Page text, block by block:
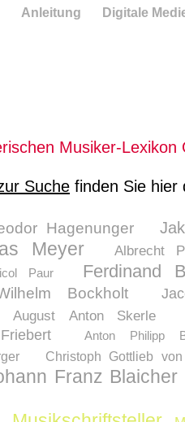
Musiker-
Suche finden Sie hier
Hagenunger
Meyer
Albrecht
Paur Ferdinand
Bockholt
August Anton Skerle
Anton Philipp
Christoph Gottlieb
Franz Blaicher
Anleitung Digitale